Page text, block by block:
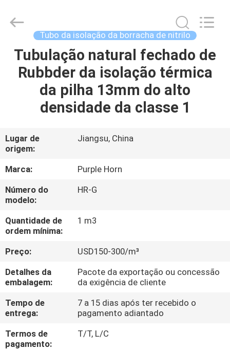
CASA
PRODUTOS
NÓS
EXCURSÃO
DA
FÁBRICA
CONTROLE
DA
QUALIDADE
CONTACTE-
NOS
Horn
Reserved.
Tubo da isolação da borracha de nitrilo
Tubulação natural fechado de
Rubbder da isolação térmica
da pilha 13mm do alto
densidade da classe 1
Lugar de
origem:
Jiangsu, China
Marca:
Purple Horn
Número do
modelo:
HR-G
Quantidade de
ordem mínima:
1 m3
Preço:
USD150-300/m³
Detalhes da
embalagem:
Pacote da exportação ou concessão
da exigência de cliente
Tempo de
entrega:
7 a 15 dias após ter recebido o
pagamento adiantado
Termos de
pagamento:
T/T, L/C